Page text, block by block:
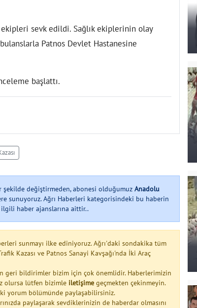
sevk edildi. Sağlık ekiplerinin olay
Patnos Devlet Hastanesine
başlattı.
değiştirmeden, abonesi olduğumuz Anadolu
sunuyoruz. Ağrı Haberleri kategorisindeki bu haberin
haber ajanslarına aittir..
sunmayı ilke ediniyoruz. Ağrı'daki sondakika tüm
Kazası ve Patnos Sanayi Kavşağı'nda İki Araç
geri bildirimler bizim için çok önemlidir. Haberlerimizin
olursa lütfen bizimle iletişime geçmekten çekinmeyin.
yorum bölümünde paylaşabilirsiniz.
paylaşarak sevdiklerinizin de haberdar olmasını